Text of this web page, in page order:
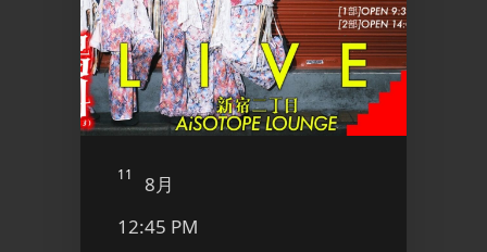
11
8月
12:45 PM